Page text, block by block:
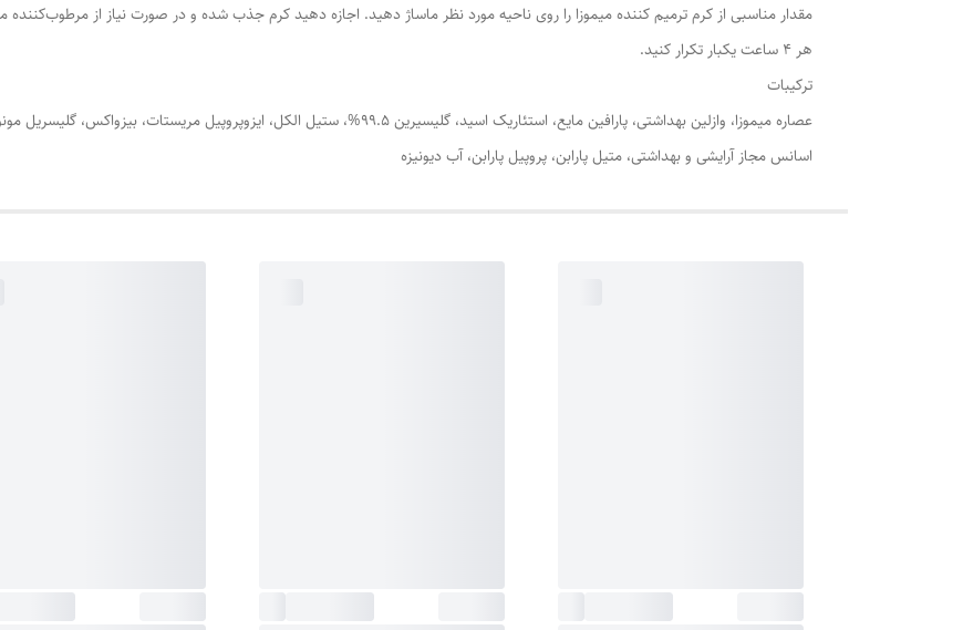
مقدار مناسبی از کرم ترمیم کننده میموزا را روی ناحیه مورد نظر ماساژ دهید. اجازه دهید کرم جذب شده و در صورت نیاز از مرطوب‌کننده
هر 4 ساعت یکبار تکرار کنید.
ترکیبات
اسانس مجاز آرایشی و بهداشتی، متیل پارابن، پروپیل پارابن، آب دیونیزه